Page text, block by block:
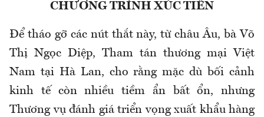
CHƯƠNG TRÌNH XÚC TIẾN
Để tháo gỡ các nút thắt này, từ châu Âu, bà Võ
Thị Ngọc Diệp, Tham tán thương mại Việt
Nam tại Hà Lan, cho rằng mặc dù bối cảnh
kinh tế còn nhiều tiềm ẩn bất ổn, nhưng
Thương vụ đánh giá triển vọng xuất khẩu hàng